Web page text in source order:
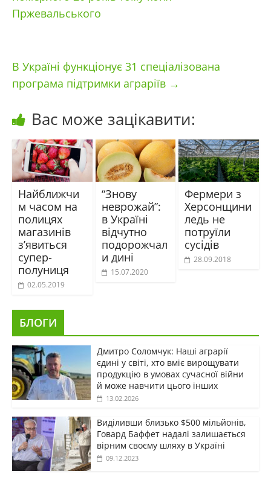
Пржевальського
В Україні функціонує 31 спеціалізована
програма підтримки аграріїв →
Вас може зацікавити:
Найближчи
м часом на
полицях
магазинів
з’явиться
супер-
полуниця
02.05.2019
“Знову
неврожай”:
в Україні
відчутно
подорожчал
и дині
15.07.2020
Фермери з
Херсонщини
ледь не
потруїли
сусідів
28.09.2018
БЛОГИ
Дмитро Соломчук: Наші аграрії
єдині у світі, хто вміє вирощувати
продукцію в умовах сучасної війни
й може навчити цього інших
13.02.2026
Виділивши близько $500 мільйонів,
Говард Баффет надалі залишається
вірним своєму шляху в Україні
09.12.2023